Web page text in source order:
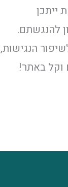
ייתכן
להנגשתם.
הנגישות,
וקל באתר!